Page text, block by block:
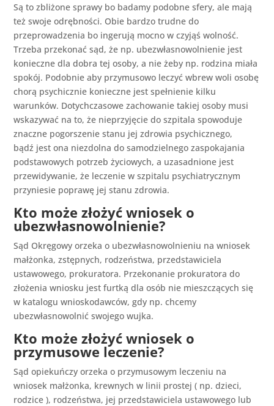
Są to zbliżone sprawy bo badamy podobne sfery, ale mają
też swoje odrębności. Obie bardzo trudne do
przeprowadzenia bo ingerują mocno w czyjąś wolność.
Trzeba przekonać sąd, że np. ubezwłasnowolnienie jest
konieczne dla dobra tej osoby, a nie żeby np. rodzina miała
spokój. Podobnie aby przymusowo leczyć wbrew woli osobę
chorą psychicznie konieczne jest spełnienie kilku
warunków. Dotychczasowe zachowanie takiej osoby musi
wskazywać na to, że nieprzyjęcie do szpitala spowoduje
znaczne pogorszenie stanu jej zdrowia psychicznego,
bądź jest ona niezdolna do samodzielnego zaspokajania
podstawowych potrzeb życiowych, a uzasadnione jest
przewidywanie, że leczenie w szpitalu psychiatrycznym
przyniesie poprawę jej stanu zdrowia.
Kto może złożyć wniosek o
ubezwłasnowolnienie?
Sąd Okręgowy orzeka o ubezwłasnowolnieniu na wniosek
małżonka, zstępnych, rodzeństwa, przedstawiciela
ustawowego, prokuratora. Przekonanie prokuratora do
złożenia wniosku jest furtką dla osób nie mieszczących się
w katalogu wnioskodawców, gdy np. chcemy
ubezwłasnowolnić swojego wujka.
Kto może złożyć wniosek o
przymusowe leczenie?
Sąd opiekuńczy orzeka o przymusowym leczeniu na
wniosek małżonka, krewnych w linii prostej ( np. dzieci,
rodzice ), rodzeństwa, jej przedstawiciela ustawowego lub